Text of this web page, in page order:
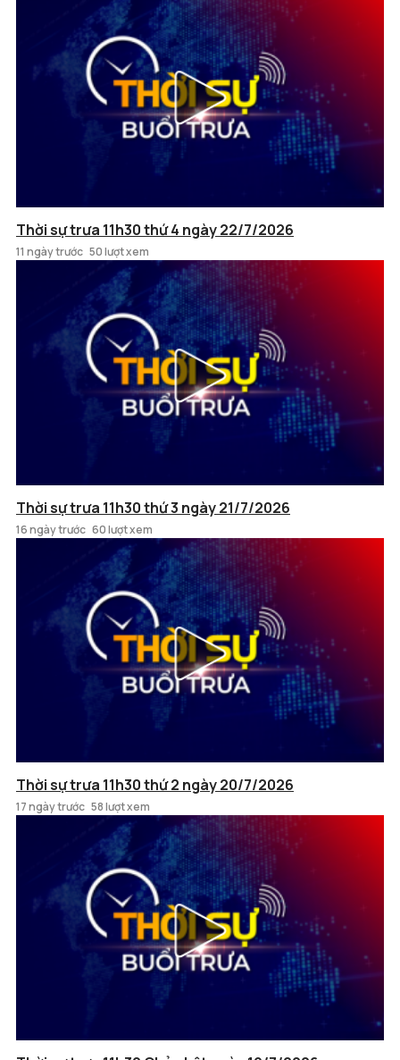
Thời sự trưa 11h30 thứ 4 ngày 22/7/2026
11 ngày trước 50 lượt xem
Thời sự trưa 11h30 thứ 3 ngày 21/7/2026
16 ngày trước 60 lượt xem
Thời sự trưa 11h30 thứ 2 ngày 20/7/2026
17 ngày trước 58 lượt xem